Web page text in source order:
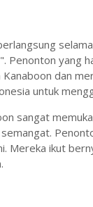
Penonton yang
dan
untuk
sangat
Mereka ikut